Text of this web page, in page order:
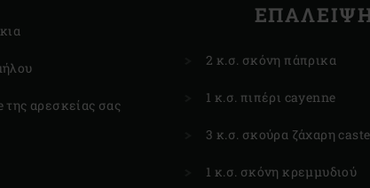
της αρεσκείας σας
2 κ.σ. σκόνη πάπρικα
1 κ.σ. πιπέρι cayenne
3 κ.σ. σκούρα ζάχαρη
1 κ.σ. σκόνη κρεμμυδιού